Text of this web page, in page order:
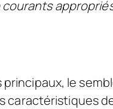
le
caractéristiques